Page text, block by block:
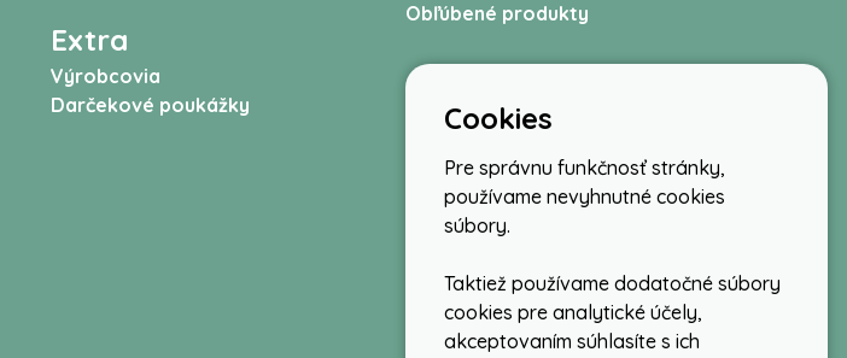
Extra
Výrobcovia
Darčekové poukážky
Obľúbené produkty
Cookies
Pre správnu funkčnosť stránky,
používame nevyhnutné cookies
súbory.
Taktiež používame dodatočné súbory
cookies pre analytické účely,
akceptovaním súhlasíte s ich